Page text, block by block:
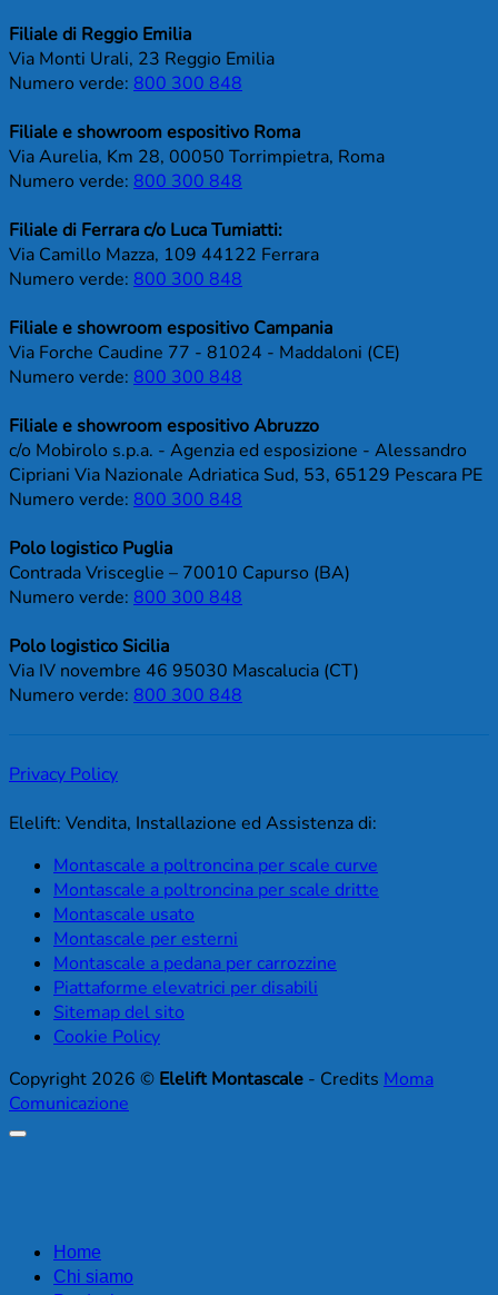
Filiale di Reggio Emilia
Via Monti Urali, 23 Reggio Emilia
Numero verde: 800 300 848
Filiale e showroom espositivo Roma
Via Aurelia, Km 28, 00050 Torrimpietra, Roma
Numero verde: 800 300 848
Filiale di Ferrara c/o Luca Tumiatti:
Via Camillo Mazza, 109 44122 Ferrara
Numero verde: 800 300 848
Filiale e showroom espositivo Campania
Via Forche Caudine 77 - 81024 - Maddaloni (CE)
Numero verde: 800 300 848
Filiale e showroom espositivo Abruzzo
c/o Mobirolo s.p.a. - Agenzia ed esposizione - Alessandro
Cipriani Via Nazionale Adriatica Sud, 53, 65129 Pescara PE
Numero verde: 800 300 848
Polo logistico Puglia
Contrada Vrisceglie – 70010 Capurso (BA)
Numero verde: 800 300 848
Polo logistico Sicilia
Via IV novembre 46 95030 Mascalucia (CT)
Numero verde: 800 300 848
Privacy Policy
Elelift: Vendita, Installazione ed Assistenza di:
Montascale a poltroncina per scale curve
Montascale a poltroncina per scale dritte
Montascale usato
Montascale per esterni
Montascale a pedana per carrozzine
Piattaforme elevatrici per disabili
Sitemap del sito
Cookie Policy
Copyright 2026 © Elelift Montascale - Credits Moma
Comunicazione
Home
Chi siamo